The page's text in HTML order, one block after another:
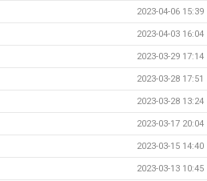
2023-04-06 15:39
2023-04-03 16:04
2023-03-29 17:14
2023-03-28 17:51
2023-03-28 13:24
2023-03-17 20:04
2023-03-15 14:40
2023-03-13 10:45